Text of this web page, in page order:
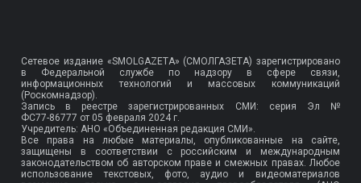
Сетевое издание «SMOLGAZETA» (СМОЛГАЗЕТА) зарегистрировано
в Федеральной службе по надзору в сфере связи,
информационных технологий и массовых коммуникаций
(Роскомнадзор).
Запись в реестре зарегистрированных СМИ: серия Эл №
ФС77-86777 от 05 февраля 2024 г.
Учредитель: АНО «Объединенная редакция СМИ».
Все права на любые материалы, опубликованные на сайте,
защищены в соответствии с российским и международным
законодательством об авторском праве и смежных правах. Любое
использование текстовых, фото, аудио и видеоматериалов